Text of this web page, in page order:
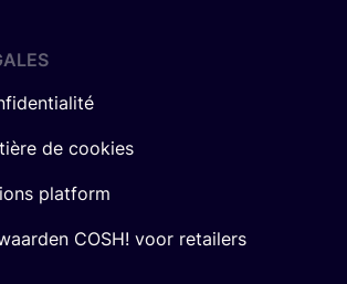
de cookies
platform
COSH! voor retailers